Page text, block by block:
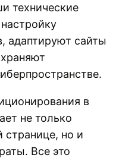
технические
адаптируют сайты
в
не только
странице, но и
Все это